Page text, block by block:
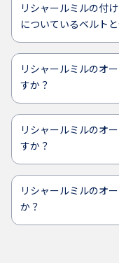
リシャールミルの付
についているベルト
リシャールミルのオ
すか？
リシャールミルのオ
すか？
リシャールミルのオ
か？